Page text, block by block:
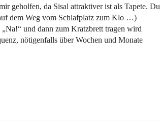
geholfen, da Sisal attraktiver ist als Tapete. Du
dem Weg vom Schlafplatz zum Klo …)
und dann zum Kratzbrett tragen wird
nötigenfalls über Wochen und Monate